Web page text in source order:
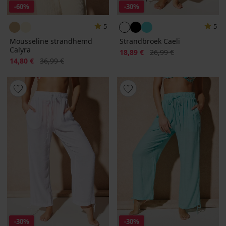
-60%
5
Mousseline strandhemd
Calyra
Korting
14,80 € Oorspronkelijke prijs
36,99 €
-30%
5
Strandbroek Caeli
Korting
18,89 € Oorspronkelijke prijs
26,99 €
-30% -30%